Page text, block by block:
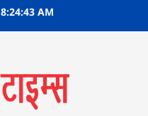
8:24:44 AM